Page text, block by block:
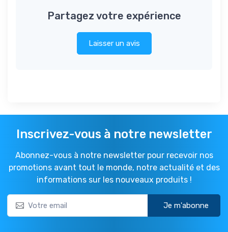
Partagez votre expérience
Laisser un avis
Inscrivez-vous à notre newsletter
Abonnez-vous à notre newsletter pour recevoir nos
promotions avant tout le monde, notre actualité et des
informations sur les nouveaux produits !
Je m'abonne